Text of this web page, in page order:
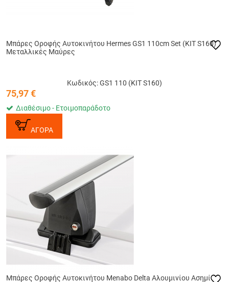
Μπάρες Οροφής Αυτοκινήτου Hermes GS1 110cm Set (KIT S160)
Μεταλλικές Μαύρες
Κωδικός: GS1 110 (KIT S160)
75,97€
Διαθέσιμο - Ετοιμοπαράδοτο
ΑΓΟΡΑ
Μπάρες Οροφής Αυτοκινήτου Menabo Delta Αλουμινίου Ασημί